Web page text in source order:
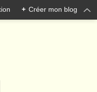
+ Créer mon blog